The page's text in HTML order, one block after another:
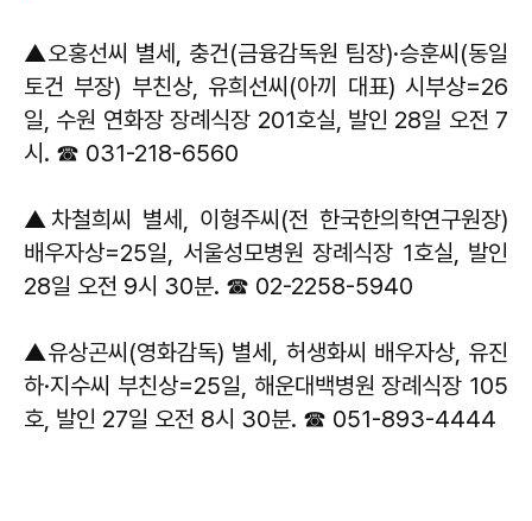
▲오홍선씨 별세, 충건(금융감독원 팀장)·승훈씨(동일
토건 부장) 부친상, 유희선씨(아끼 대표) 시부상=26
일, 수원 연화장 장례식장 201호실, 발인 28일 오전 7
시. ☎ 031-218-6560
▲차철희씨 별세, 이형주씨(전 한국한의학연구원장)
배우자상=25일, 서울성모병원 장례식장 1호실, 발인
28일 오전 9시 30분. ☎ 02-2258-5940
▲유상곤씨(영화감독) 별세, 허생화씨 배우자상, 유진
하·지수씨 부친상=25일, 해운대백병원 장례식장 105
호, 발인 27일 오전 8시 30분. ☎ 051-893-4444